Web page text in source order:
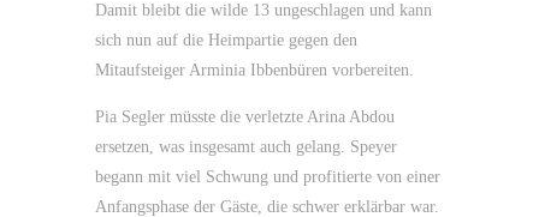
Damit bleibt die wilde 13 ungeschlagen und kann
sich nun auf die Heimpartie gegen den
Mitaufsteiger Arminia Ibbenbüren vorbereiten.
Pia Segler müsste die verletzte Arina Abdou
ersetzen, was insgesamt auch gelang. Speyer
begann mit viel Schwung und profitierte von einer
Anfangsphase der Gäste, die schwer erklärbar war.